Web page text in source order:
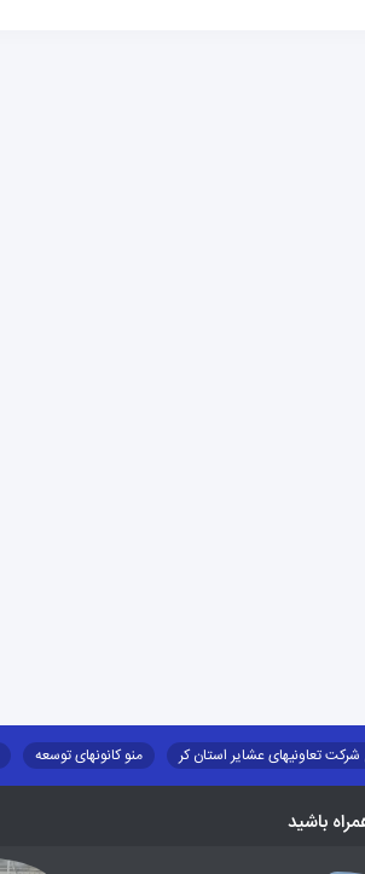
تعاونیهای عشایر استان کر منو کانونهای توسعه
باشید